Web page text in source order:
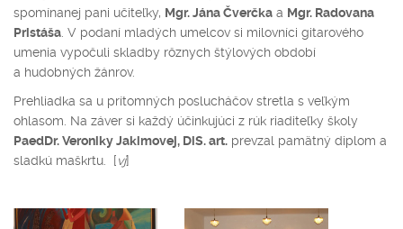
spomínanej pani učiteľky, Mgr. Jána Čverčka a Mgr. Radovana
Pristáša . V podaní mladých umelcov si milovníci gitarového
umenia vypočuli skladby rôznych štýlových období
a hudobných žánrov.
Prehliadka sa u prítomných poslucháčov stretla s veľkým
ohlasom. Na záver si každý účinkujúci z rúk riaditeľky školy
PaedDr. Veroniky Jakimovej, DiS. art. prevzal pamätný diplom a
sladkú maškrtu. [vj]